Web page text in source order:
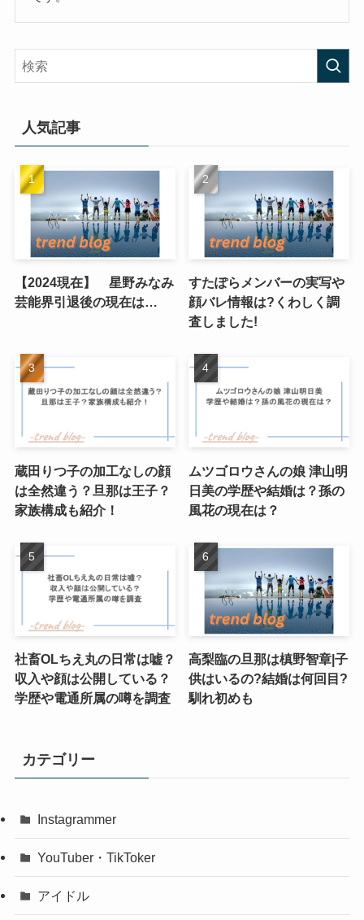
人気記事
【2024現在】 星野みなみ
芸能界引退後の現在は…
すたぽらメンバーの実写や
顔バレ情報は?くわしく調
査しました!
蔵田りつ子の加工なしの顔
は全然違う？旦那は王子？
家族構成も紹介！
ムツゴロウさんの娘 津山明
日美の学歴や結婚は？孫の
風花の現在は？
社畜OLちえ丸の日常は嘘？
収入や顔は公開している？
学歴や電通所属の噂を調査
高梨臨の旦那は槙野智章|子
供はいるの?結婚は何回目?
馴れ初めも
カテゴリー
Instagrammer
YouTuber・TikToker
アイドル